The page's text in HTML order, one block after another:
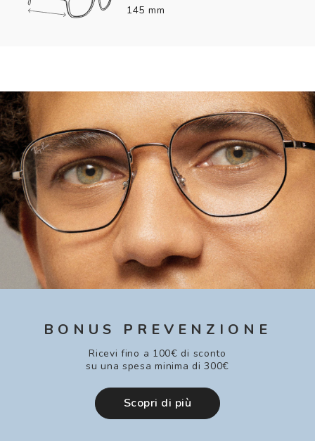
145 mm
BONUS PREVENZIONE
Ricevi fino a 100€ di sconto
su una spesa minima di 300€
Scopri di più